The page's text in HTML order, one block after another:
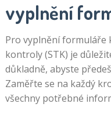
vyplnění
Pro vyplnění formuláře
kontroly (STK) je
důkladně, abyste
Zaměřte se na každý
všechny potřebné